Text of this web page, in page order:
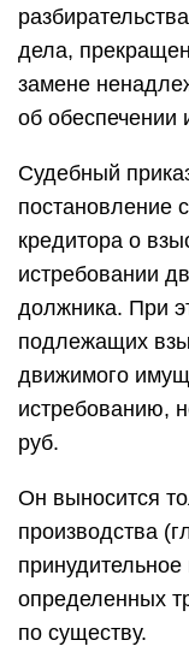
дела,
замене
об обеспечении
Судебный
постановление
кредитора о
истребовании
должника. При
подлежащих
движимого
истребованию,
руб.
Он выносится
производства
определенных
по существу.